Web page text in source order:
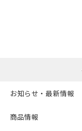
お知らせ・最新情報
商品情報